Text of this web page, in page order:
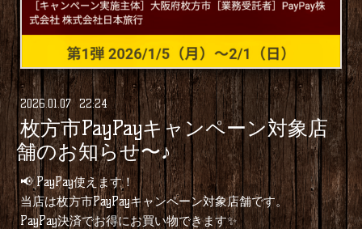
2026.01.07 22:24
枚方市PayPayキャンペーン対象店
舗のお知らせ〜♪
📢 PayPay使えます！
当店は枚方市PayPayキャンペーン対象店舗です。
PayPay決済でお得にお買い物できます✨